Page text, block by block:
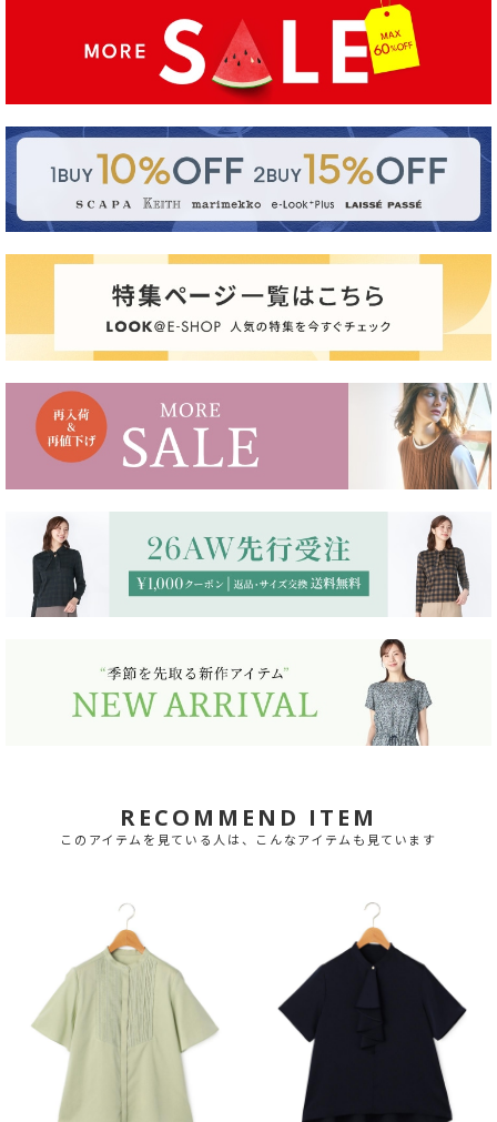
RECOMMEND ITEM
このアイテムを見ている人は、こんなアイテムも見ています